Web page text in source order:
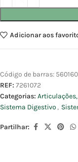
Adicionar aos
Código de barras:
REF: 7261072
Categorias:
Sistema Digestivo ,
Partilhar: